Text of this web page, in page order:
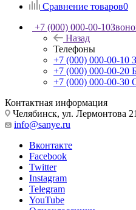
Сравнение товаров0
+7 (000) 000-00-10
Назад
Телефоны
+7 (000) 000-00-10
+7 (000) 000-00-20
+7 (000) 000-00-30
Контактная информация
Челябинск, ул. Лермонтова
info@sanye.ru
Вконтакте
Facebook
Twitter
Instagram
Telegram
YouTube